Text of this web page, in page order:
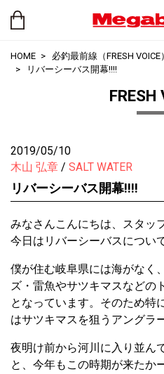
HOME 必釣最前線（FRESH VOICE）
リバーシーバス開幕!!!!
FRESH
2019/05/10
木山 弘章
SALT WATER
リバーシーバス開幕!!!!
みなさんこんにちは、スタッ
今日はリバーシーバスについ
僕が住む岐阜県には海がなく
ズ・雷魚やサツキマスなどの
となっています。そのため特
はサツキマスを狙うアングラ
夜明け前から河川に入り並ん
と、今年もこの時期が来たか